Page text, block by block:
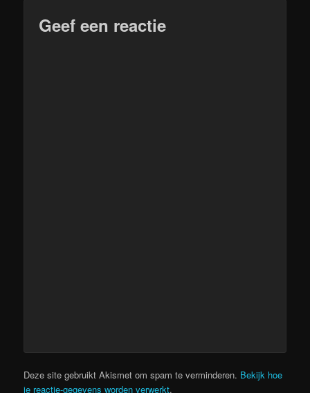
Geef een reactie
Deze site gebruikt Akismet om spam te verminderen. Bekijk hoe
je reactie-gegevens worden verwerkt.